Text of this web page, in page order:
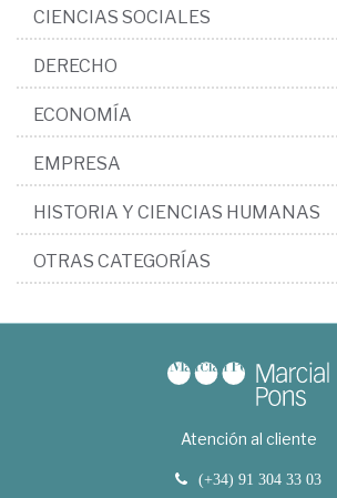
CIENCIAS SOCIALES
DERECHO
ECONOMÍA
EMPRESA
HISTORIA Y CIENCIAS HUMANAS
OTRAS CATEGORÍAS
Atención al cliente
(+34) 91 304 33 03